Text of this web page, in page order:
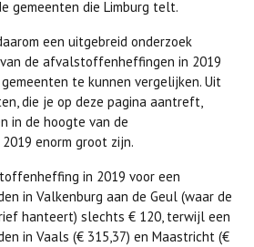
gemeenten die Limburg telt.
een uitgebreid onderzoek
de afvalstoffenheffingen in 2019
te kunnen vergelijken. Uit
die je op deze pagina aantreft,
in de hoogte van de
enorm groot zijn.
in 2019 voor een
in Valkenburg aan de Geul (waar de
hanteert) slechts € 120, terwijl een
in Vaals (€ 315,37) en Maastricht (€